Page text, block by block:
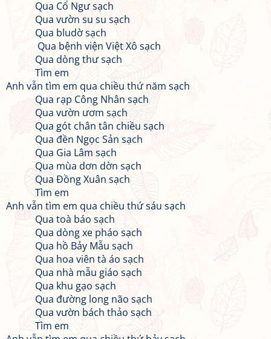
Qua Cổ Ngư sạch
Qua vườn su su sạch
Qua bludờ sạch
Qua bệnh viện Việt Xô sạch
Qua dòng thư sạch
Tìm em
Anh vẫn tìm em qua chiều thứ năm sạch
Qua rạp Công Nhân sạch
Qua vườn ươm sạch
Qua gót chân tân chiều sạch
Qua đền Ngọc Sản sạch
Qua Gia Lâm sạch
Qua mùa dơn dờn sạch
Qua Đồng Xuân sạch
Tìm em
Anh vẫn tìm em qua chiều thứ sáu sạch
Qua toà báo sạch
Qua dòng xe pháo sạch
Qua hồ Bảy Mẫu sạch
Qua hoa viên tà áo sạch
Qua nhà mẫu giáo sạch
Qua khu gạo sạch
Qua đường long não sạch
Qua vườn bách thảo sạch
Tìm em